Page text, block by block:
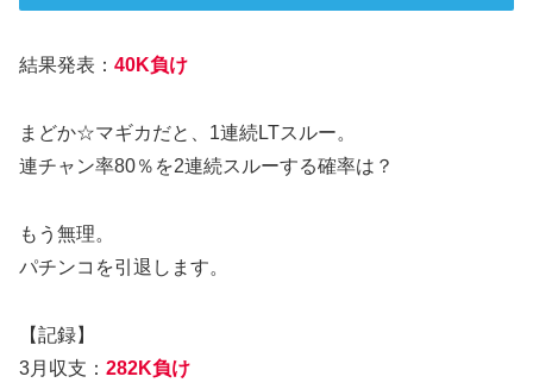
結果発表： 40K負け
まどか☆マギカだと、1連続LTスルー。
連チャン率80％を2連続スルーする確率は？
もう無理。
パチンコを引退します。
【記録】
3月収支： 282K負け